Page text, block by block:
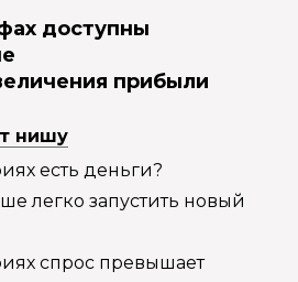
доступны
прибыли
нишу
есть деньги?
легко запустить новый
спрос превышает